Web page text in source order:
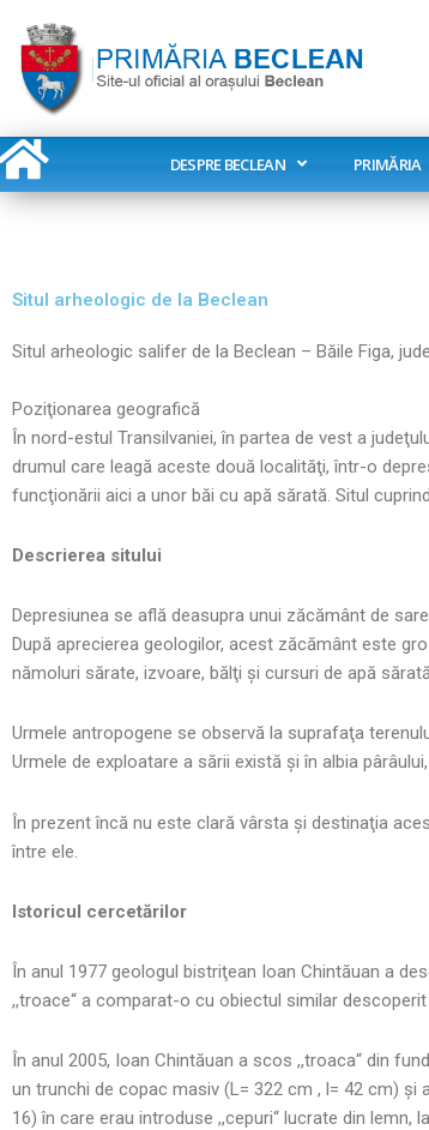
content
DESPRE BECLEAN PRIMĂRIA
Situl arheologic de la Beclean
Situl arheologic salifer de la Beclean – Băile Figa,
Poziţionarea geografică
În nord-estul Transilvaniei, în partea de vest a
drumul care leagă aceste două localităţi, într-o
funcţionării aici a unor băi cu apă sărată. Situl
Descrierea sitului
Depresiunea se află deasupra unui zăcământ de
După aprecierea geologilor, acest zăcământ este
nămoluri sărate, izvoare, bălţi şi cursuri de apă
Urmele antropogene se observă la suprafaţa
Urmele de exploatare a sării există şi în albia
În prezent încă nu este clară vârsta şi destinaţia
între ele.
Istoricul cercetărilor
În anul 1977 geologul bistriţean Ioan Chintăuan a
,,troace“ a comparat-o cu obiectul similar
În anul 2005, Ioan Chintăuan a scos ,,troaca“ din
un trunchi de copac masiv (L= 322 cm , l= 42 cm) şi
16) în care erau introduse ,,cepuri“ lucrate din